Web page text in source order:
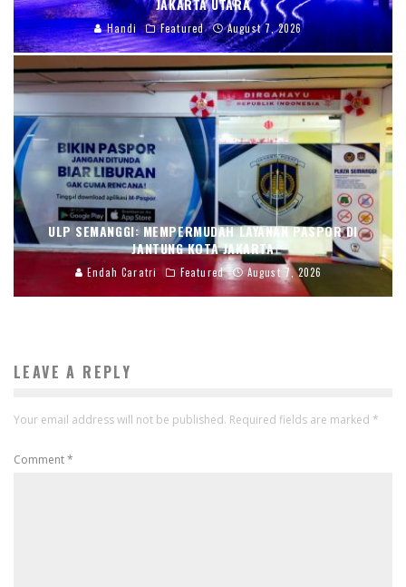
JAKARTA UTARA
Handi Featured August 7, 2026
ULP SEMANGGI: MEMPERMUDAH LAYANAN PASPOR DI
JANTUNG KOTA JAKARTA
Endah Caratri Featured August 7, 2026
LEAVE A REPLY
Your email address will not be published. Required fields are marked *
Comment*